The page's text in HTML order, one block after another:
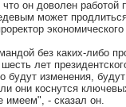
он доволен работой
может
без каких-либо
лет
будут изменения,
они коснутся
имеем", - сказал он.